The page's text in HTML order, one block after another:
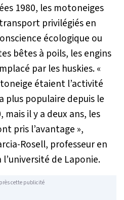
1980, les motoneiges
privilégiés en
écologique ou
bêtes à poils, les engins
par les huskies. «
étaient l’activité
populaire depuis le
mais il y a deux ans, les
pris l’avantage »,
Rosell, professeur en
de Laponie.
cette publicité